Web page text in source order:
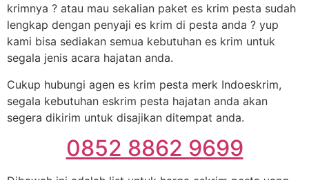
krimnya ? atau mau sekalian paket es krim pesta sudah
lengkap dengan penyaji es krim di pesta anda ? yup
kami bisa sediakan semua kebutuhan es krim untuk
segala jenis acara hajatan anda.
Cukup hubungi agen es krim pesta merk Indoeskrim,
segala kebutuhan eskrim pesta hajatan anda akan
segera dikirim untuk disajikan ditempat anda.
0852 8862 9699